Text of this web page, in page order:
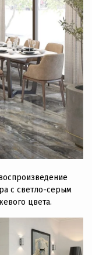
с светло-серым
цвета.